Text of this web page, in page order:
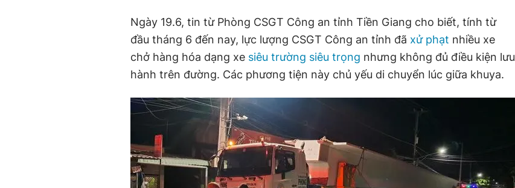
Ngày 19.6, tin từ Phòng CSGT Công an tỉnh Tiền Giang cho biết, tính từ
đầu tháng 6 đến nay, lực lượng CSGT Công an tỉnh đã xử phạt nhiều xe
chở hàng hóa dạng xe siêu trường siêu trọng nhưng không đủ điều kiện lưu
hành trên đường. Các phương tiện này chủ yếu di chuyển lúc giữa khuya.